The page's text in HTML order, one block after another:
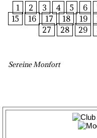
1 2 3 4 5 6
15
16 17 18 19
27
28 29
Sereine Monfort